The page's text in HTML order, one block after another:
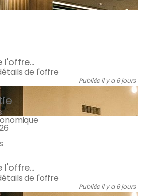
l'offre...
de l'offre
Publiée il y a 6 jours
l'offre...
de l'offre
Publiée il y a 6 jours